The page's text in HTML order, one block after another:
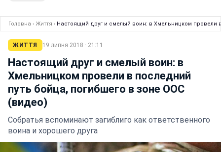
Головна › Життя › Настоящий друг и смелый воин: в Хмельницком провели
ЖИТТЯ 19 липня 2018 · 21:11
Настоящий друг и смелый воин: в
Хмельницком провели в последний
путь бойца, погибшего в зоне ООС
(видео)
Собратья вспоминают загиблиго как ответственного
воина и хорошего друга